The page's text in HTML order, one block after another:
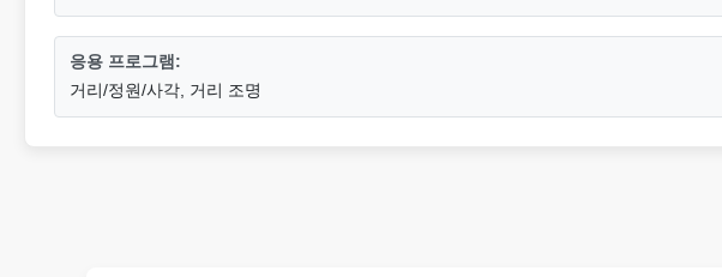
응용 프로그램:
거리/정원/사각, 거리 조명